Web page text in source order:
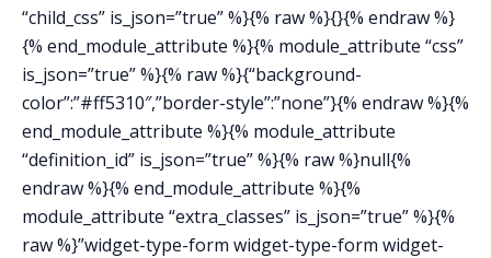
“child_css” is_json=”true” %}{% raw %}{}{% endraw %}
{% end_module_attribute %}{% module_attribute “css”
is_json=”true” %}{% raw %}{“background-
color”:”#ff5310″,”border-style”:”none”}{% endraw %}{%
end_module_attribute %}{% module_attribute
“definition_id” is_json=”true” %}{% raw %}null{%
endraw %}{% end_module_attribute %}{%
module_attribute “extra_classes” is_json=”true” %}{%
raw %}”widget-type-form widget-type-form widget-